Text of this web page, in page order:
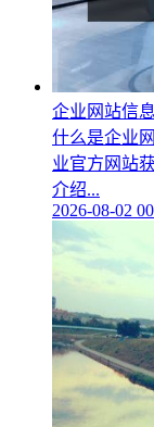
企业网站信
什么是企业
业官方网站
介绍...
2026-08-02